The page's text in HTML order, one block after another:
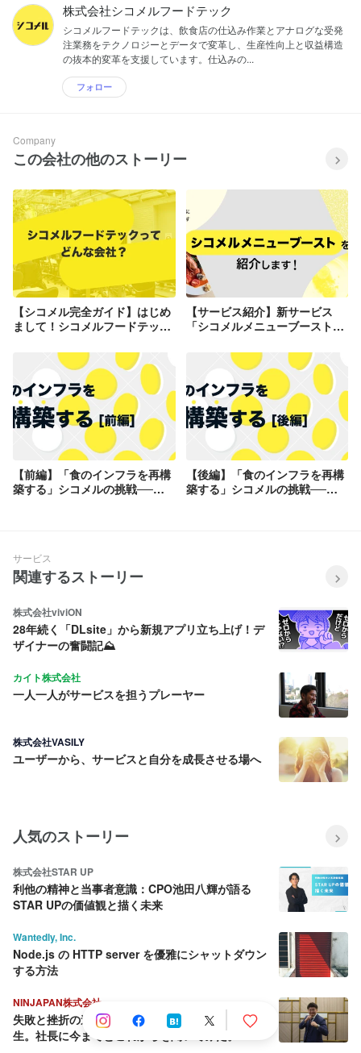
株式会社シコメルフードテック
シコメルフードテックは、飲食店の仕込み作業とアナログな受発
注業務をテクノロジーとデータで変革し、生産性向上と収益構造
の抜本的変革を支援しています。仕込みの...
フォロー
Company
この会社の他のストーリー
【シコメル完全ガイド】はじめ
まして！シコメルフードテック
【サービス紹介】新サービス
「シコメルメニューブースト」
【前編】「食のインフラを再構
築する」シコメルの挑戦──巨
【後編】「食のインフラを再構
築する」シコメルの挑戦──非
サービス
関連するストーリー
株式会社viviON
28年続く「DLsite」から新規アプリ立ち上げ！デ
ザイナーの奮闘記⛰️
カイト株式会社
一人一人がサービスを担うプレーヤー
株式会社VASILY
ユーザーから、サービスと自分を成長させる場へ
人気のストーリー
株式会社STAR UP
利他の精神と当事者意識：CPO池田八輝が語る
STAR UPの価値観と描く未来
Wantedly, Inc.
Node.js の HTTP server を優雅にシャットダウン
する方法
NINJAPAN株式会社
失敗と挫折の連続から這い上がり続ける壮絶な人
生。社長に今までとこれからを聞いてみた。